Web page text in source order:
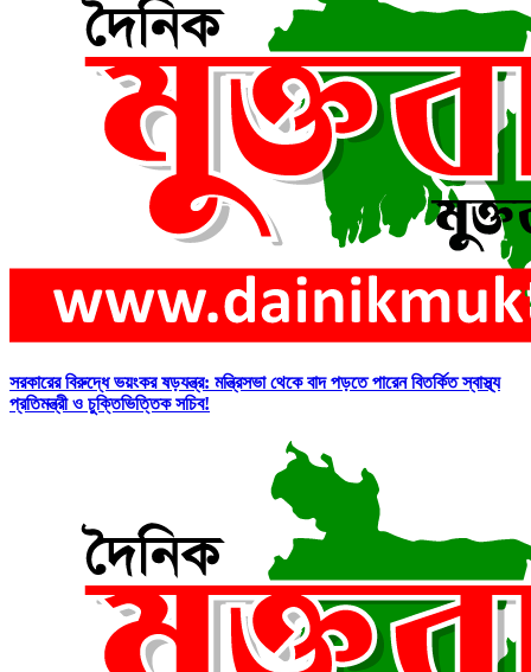
সরকারের বিরুদ্ধে ভয়ংকর ষড়যন্ত্র: মন্ত্রিসভা থেকে বাদ পড়তে পারেন বিতর্কিত স্বাস্থ্য
প্রতিমন্ত্রী ও চুক্তিভিত্তিক সচিব!